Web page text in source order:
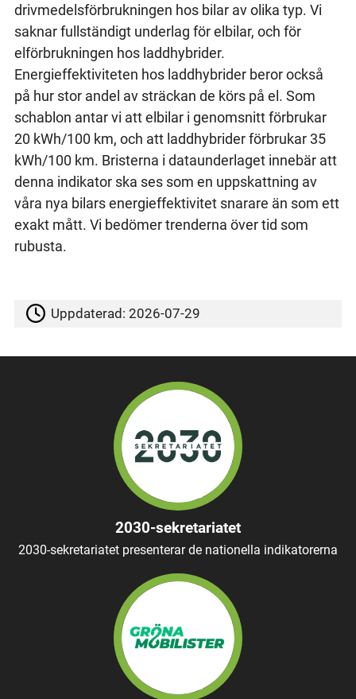
drivmedelsförbrukningen hos bilar av olika typ. Vi
saknar fullständigt underlag för elbilar, och för
elförbrukningen hos laddhybrider.
Energieffektiviteten hos laddhybrider beror också
på hur stor andel av sträckan de körs på el. Som
schablon antar vi att elbilar i genomsnitt förbrukar
20 kWh/100 km, och att laddhybrider förbrukar 35
kWh/100 km. Bristerna i dataunderlaget innebär att
denna indikator ska ses som en uppskattning av
våra nya bilars energieffektivitet snarare än som ett
exakt mått. Vi bedömer trenderna över tid som
rubusta.
Uppdaterad:2026-07-29
2030-sekretariatet
2030-sekretariatet presenterar de nationella indikatorerna